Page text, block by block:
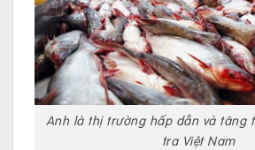
Anh là thị trường hấp dẫn và tăng
tra Việt Nam